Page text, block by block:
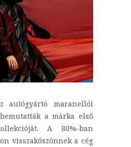
autógyártó maranellói
a márka első
A 80%-ban
visszaköszönnek a cég